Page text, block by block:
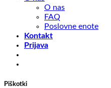
O nas
FAQ
Poslovne enote
Kontakt
Prijava
Piškotki